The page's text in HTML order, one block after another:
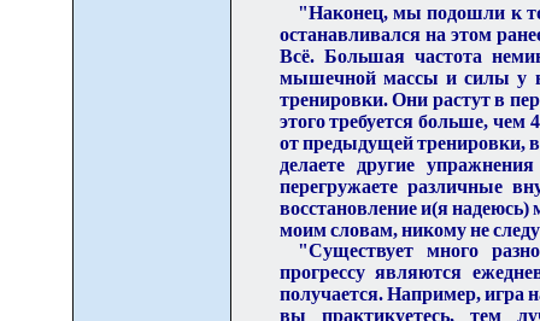
"Наконец, мы подошли к
останавливался на этом
Всё. Большая частота
мышечной массы и силы у
тренировки. Они растут в
этого требуется больше, чем
от предыдущей тренировки,
делаете другие
перегружаете различные
восстановление и(я
моим словам,никому не
"Существует много
прогрессу являются ежед
получается. Например, игра
вы практикуетесь, тем